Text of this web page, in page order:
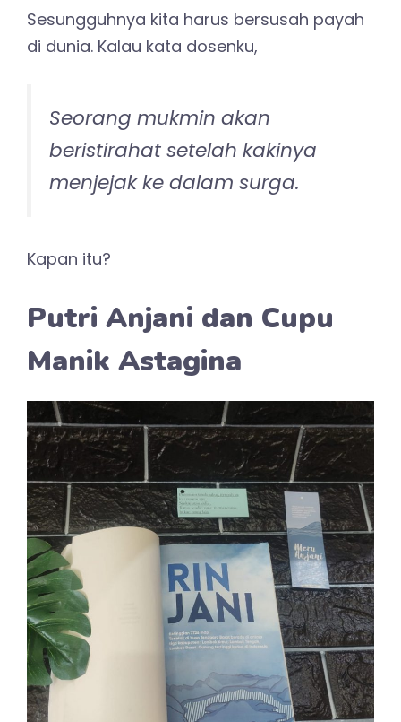
Sesungguhnya kita harus bersusah payah
di dunia. Kalau kata dosenku,
Seorang mukmin akan
beristirahat setelah kakinya
menjejak ke dalam surga.
Kapan itu?
Putri Anjani dan Cupu
Manik Astagina